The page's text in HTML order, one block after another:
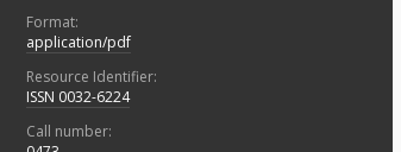
Format:
application/pdf
Resource Identifier:
ISSN 0032-6224
Call number: